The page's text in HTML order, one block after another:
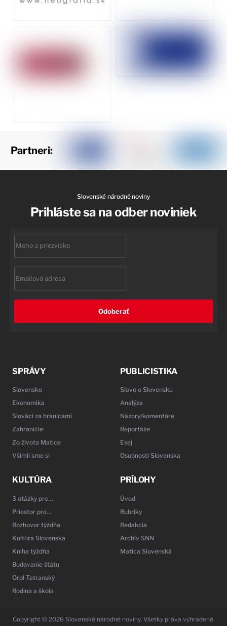
Partneri:
Slovenské národné noviny
Prihláste sa na odber noviniek
Odoberať
SPRÁVY
Slovensko
Ekonomika
Slováci za hranicami
Zahraničie
Zo života Matice
Všimli sme si
PUBLICISTIKA
Slovo o Slovensku
Analýza
Názory/komentáre
Reportáže
Esej
Osobnosti Slovenska
KULTÚRA
3 otázky pre…
Priestor pre…
Rozhovor týždňa
Kultúra Slovenska
Kniha týždňa
Budovanie štátu
Orol Tatranský
Rodina a škola
PRÍLOHY
Úvod
Rubriky
Redakcia
Archív SNN
Matica Slovenská
Copyright © 2026 Slovenské národné noviny. Všetky práva vyhradené.